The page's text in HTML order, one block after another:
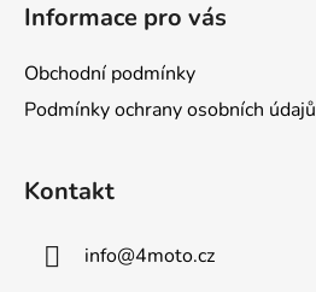
Informace pro vás
Obchodní podmínky
Podmínky ochrany osobních údajů
Kontakt
info@4moto.cz